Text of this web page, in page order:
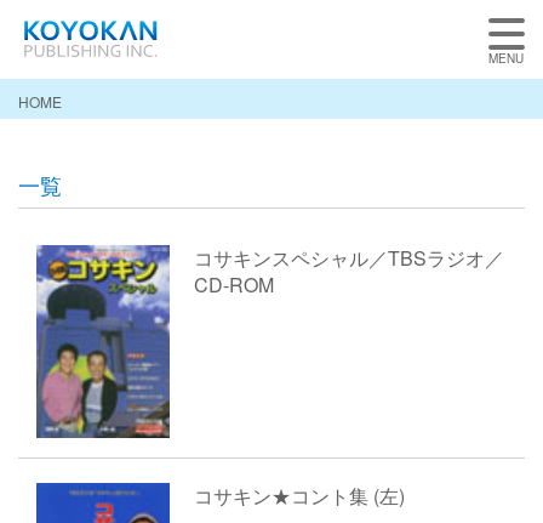
HOME
一覧
コサキンスペシャル／TBSラジオ／
CD-ROM
コサキン★コント集 (左)